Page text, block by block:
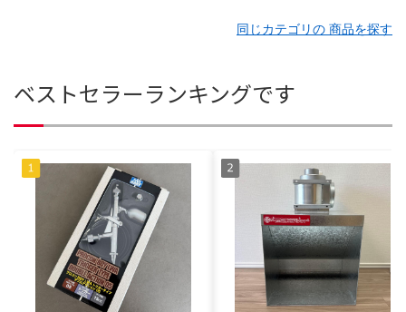
同じカテゴリの 商品を探す
ベストセラーランキングです